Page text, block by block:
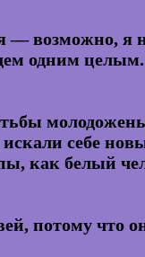
— возможно, я
одним целым.
себе
как белый
потому что